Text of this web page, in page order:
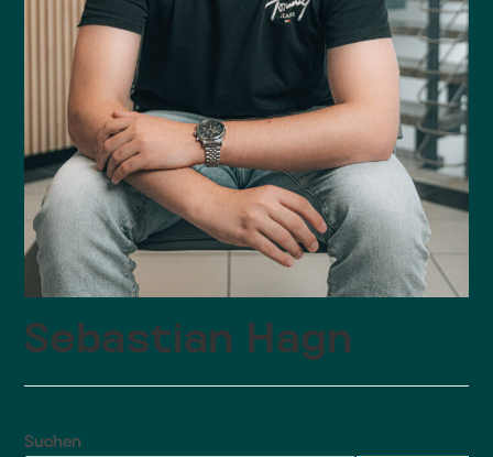
Sebastian Hagn
Suchen